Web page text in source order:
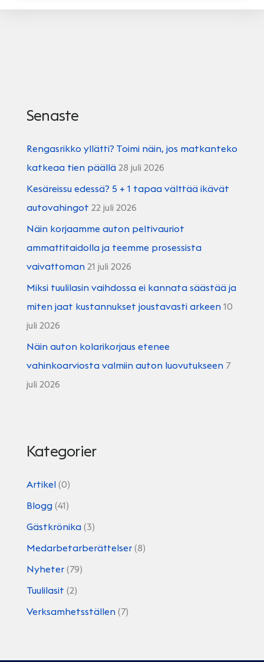
Senaste
Rengasrikko yllätti? Toimi näin, jos matkanteko
katkeaa tien päällä 28 juli 2026
Kesäreissu edessä? 5 + 1 tapaa välttää ikävät
autovahingot 22 juli 2026
Näin korjaamme auton peltivauriot
ammattitaidolla ja teemme prosessista
vaivattoman 21 juli 2026
Miksi tuulilasin vaihdossa ei kannata säästää ja
miten jaat kustannukset joustavasti arkeen 10
juli 2026
Näin auton kolarikorjaus etenee
vahinkoarviosta valmiin auton luovutukseen 7
juli 2026
Kategorier
Artikel (0)
Blogg (41)
Gästkrönika (3)
Medarbetarberättelser (8)
Nyheter (79)
Tuulilasit (2)
Verksamhetsställen (7)